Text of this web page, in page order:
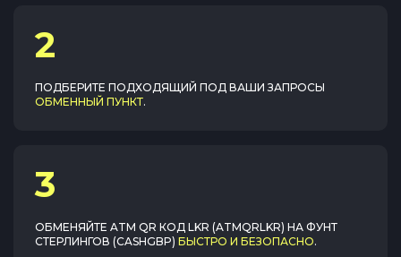
2
ПОДБЕРИТЕ ПОДХОДЯЩИЙ ПОД ВАШИ ЗАПРОСЫ
ОБМЕННЫЙ ПУНКТ.
3
ОБМЕНЯЙТЕ ATM QR КОД LKR (ATMQRLKR) НА ФУНТ
СТЕРЛИНГОВ (CASHGBP) БЫСТРО И БЕЗОПАСНО.